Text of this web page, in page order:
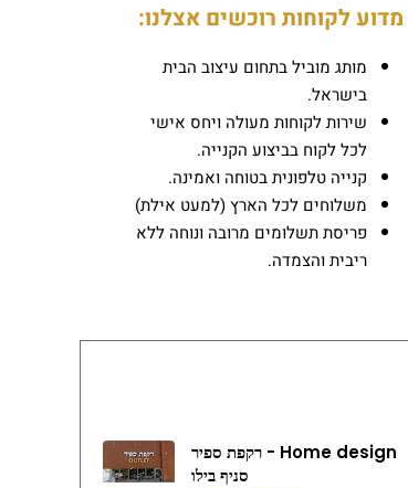
מדוע לקוחות רוכשים אצלנו:
מותג מוביל בתחום עיצוב הבית
בישראל.
שירות לקוחות מעולה ויחס אישי
לכל לקוח בביצוע הקנייה.
קנייה טלפונית בטוחה ואמינה.
משלוחים לכל הארץ (למעט אילת)
פריסת תשלומים מרובה ונוחה ללא
ריבית והצמדה.
רקפת ספיר - Home design
סניף בילו